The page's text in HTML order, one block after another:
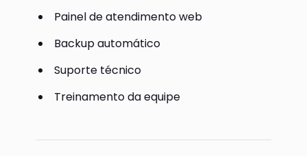
Painel de atendimento web
Backup automático
Suporte técnico
Treinamento da equipe